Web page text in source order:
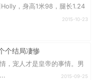
，身高1米98，腿长1.24
2015-10-23
个结局凄惨
，宠人才是皇帝的事情。男
2015-09-25